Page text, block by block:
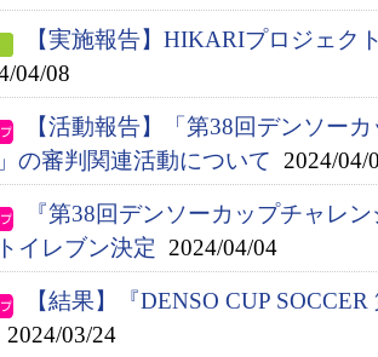
【実施報告】HIKARIプロジェク
04/08
【活動報告】「第38回デンソー
の審判関連活動について 2024/04/
『第38回デンソーカップチャレ
イレブン決定 2024/04/04
【結果】『DENSO CUP
2024/03/24